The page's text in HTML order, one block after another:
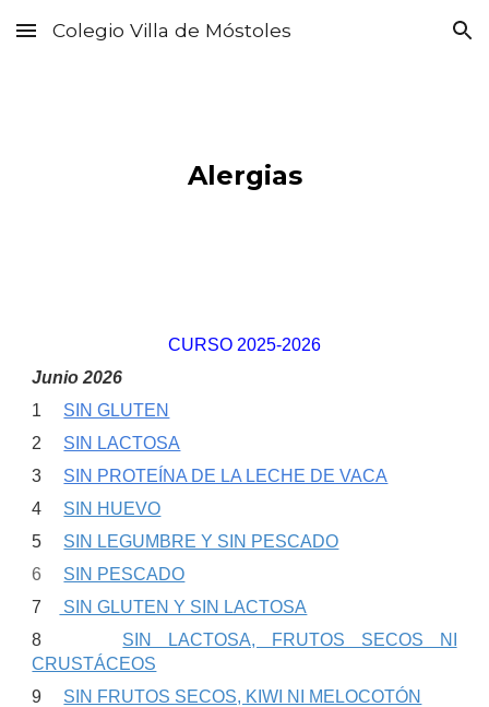
Skip to main content Skip to navigation
Colegio Villa de Móstoles
Alergias
CURSO 2025-2026
Junio 2026
1 SIN GLUTEN
2 SIN LACTOSA
3 SIN PROTEÍNA DE LA LECHE DE VACA
4 SIN HUEVO
5 SIN LEGUMBRE Y SIN PESCADO
6 SIN PESCADO
7
SIN GLUTEN Y SIN LACTOSA
8 SIN LACTOSA, FRUTOS SECOS NI
CRUSTÁCEOS
9 SIN FRUTOS SECOS, KIWI NI MELOCOTÓN